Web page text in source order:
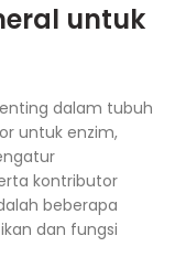
untuk
dalam tubuh
untuk enzim,
kontributor
beberapa
dan fungsi